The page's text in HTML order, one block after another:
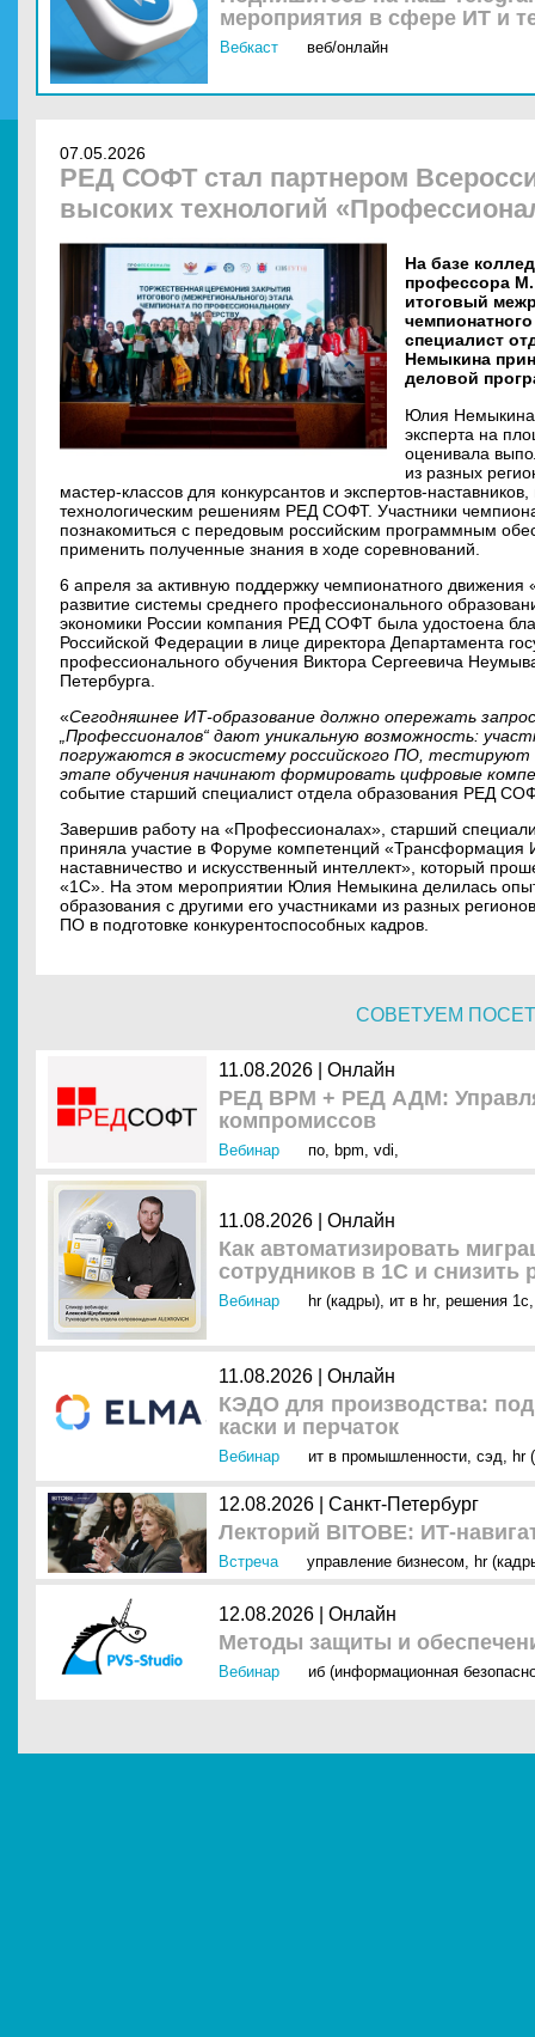
мероприятия в сфере ИТ и
Вебкаст веб/онлайн
07.05.2026
РЕД СОФТ стал партнером
высоких технологий
На базе
профессора
итоговый
специалист
Немыкина
деловой
Юлия Немыкина
эксперта на
оценивала
из разных
мастер-классов для конкурсантов и экспертов-
технологическим решениям РЕД СОФТ. Участники
познакомиться с передовым российским программным
применить полученные знания в ходе соревнований.
6 апреля за активную поддержку чемпионатного
развитие системы среднего профессионального
экономики России компания РЕД СОФТ была удостоена
Российской Федерации в лице директора Департамента
профессионального обучения Виктора Сергеевича
Петербурга.
«Сегодняшнее ИТ‑образование должно опережать
„Профессионалов“ дают уникальную возможность:
погружаются в экосистему российского ПО,
этапе обучения начинают формировать цифровые
событие старший специалист отдела образования РЕД
Завершив работу на «Профессионалах», старший
приняла участие в Форуме компетенций «Трансформация
наставничество и искусственный интеллект», который
«1С». На этом мероприятии Юлия Немыкина делилась
образования с другими его участниками из разных
ПО в подготовке конкурентоспособных кадров.
СОВЕТУЕМ
11.08.2026 | Онлайн
РЕД ВРМ + РЕД АДМ:
компромиссов
Вебинар по, bpm, vdi,
11.08.2026 | Онлайн
Как автоматизировать
сотрудников в 1С и снизить
Вебинар hr (кадры), ит в hr, решения 1с,
11.08.2026 | Онлайн
КЭДО для производства:
каски и перчаток
Вебинар ит в промышленности, сэд, hr
12.08.2026 | Санкт-Петербург
Лекторий BITOBE: ИТ-
Встреча управление бизнесом, hr
12.08.2026 | Онлайн
Методы защиты и
Вебинар иб (информационная